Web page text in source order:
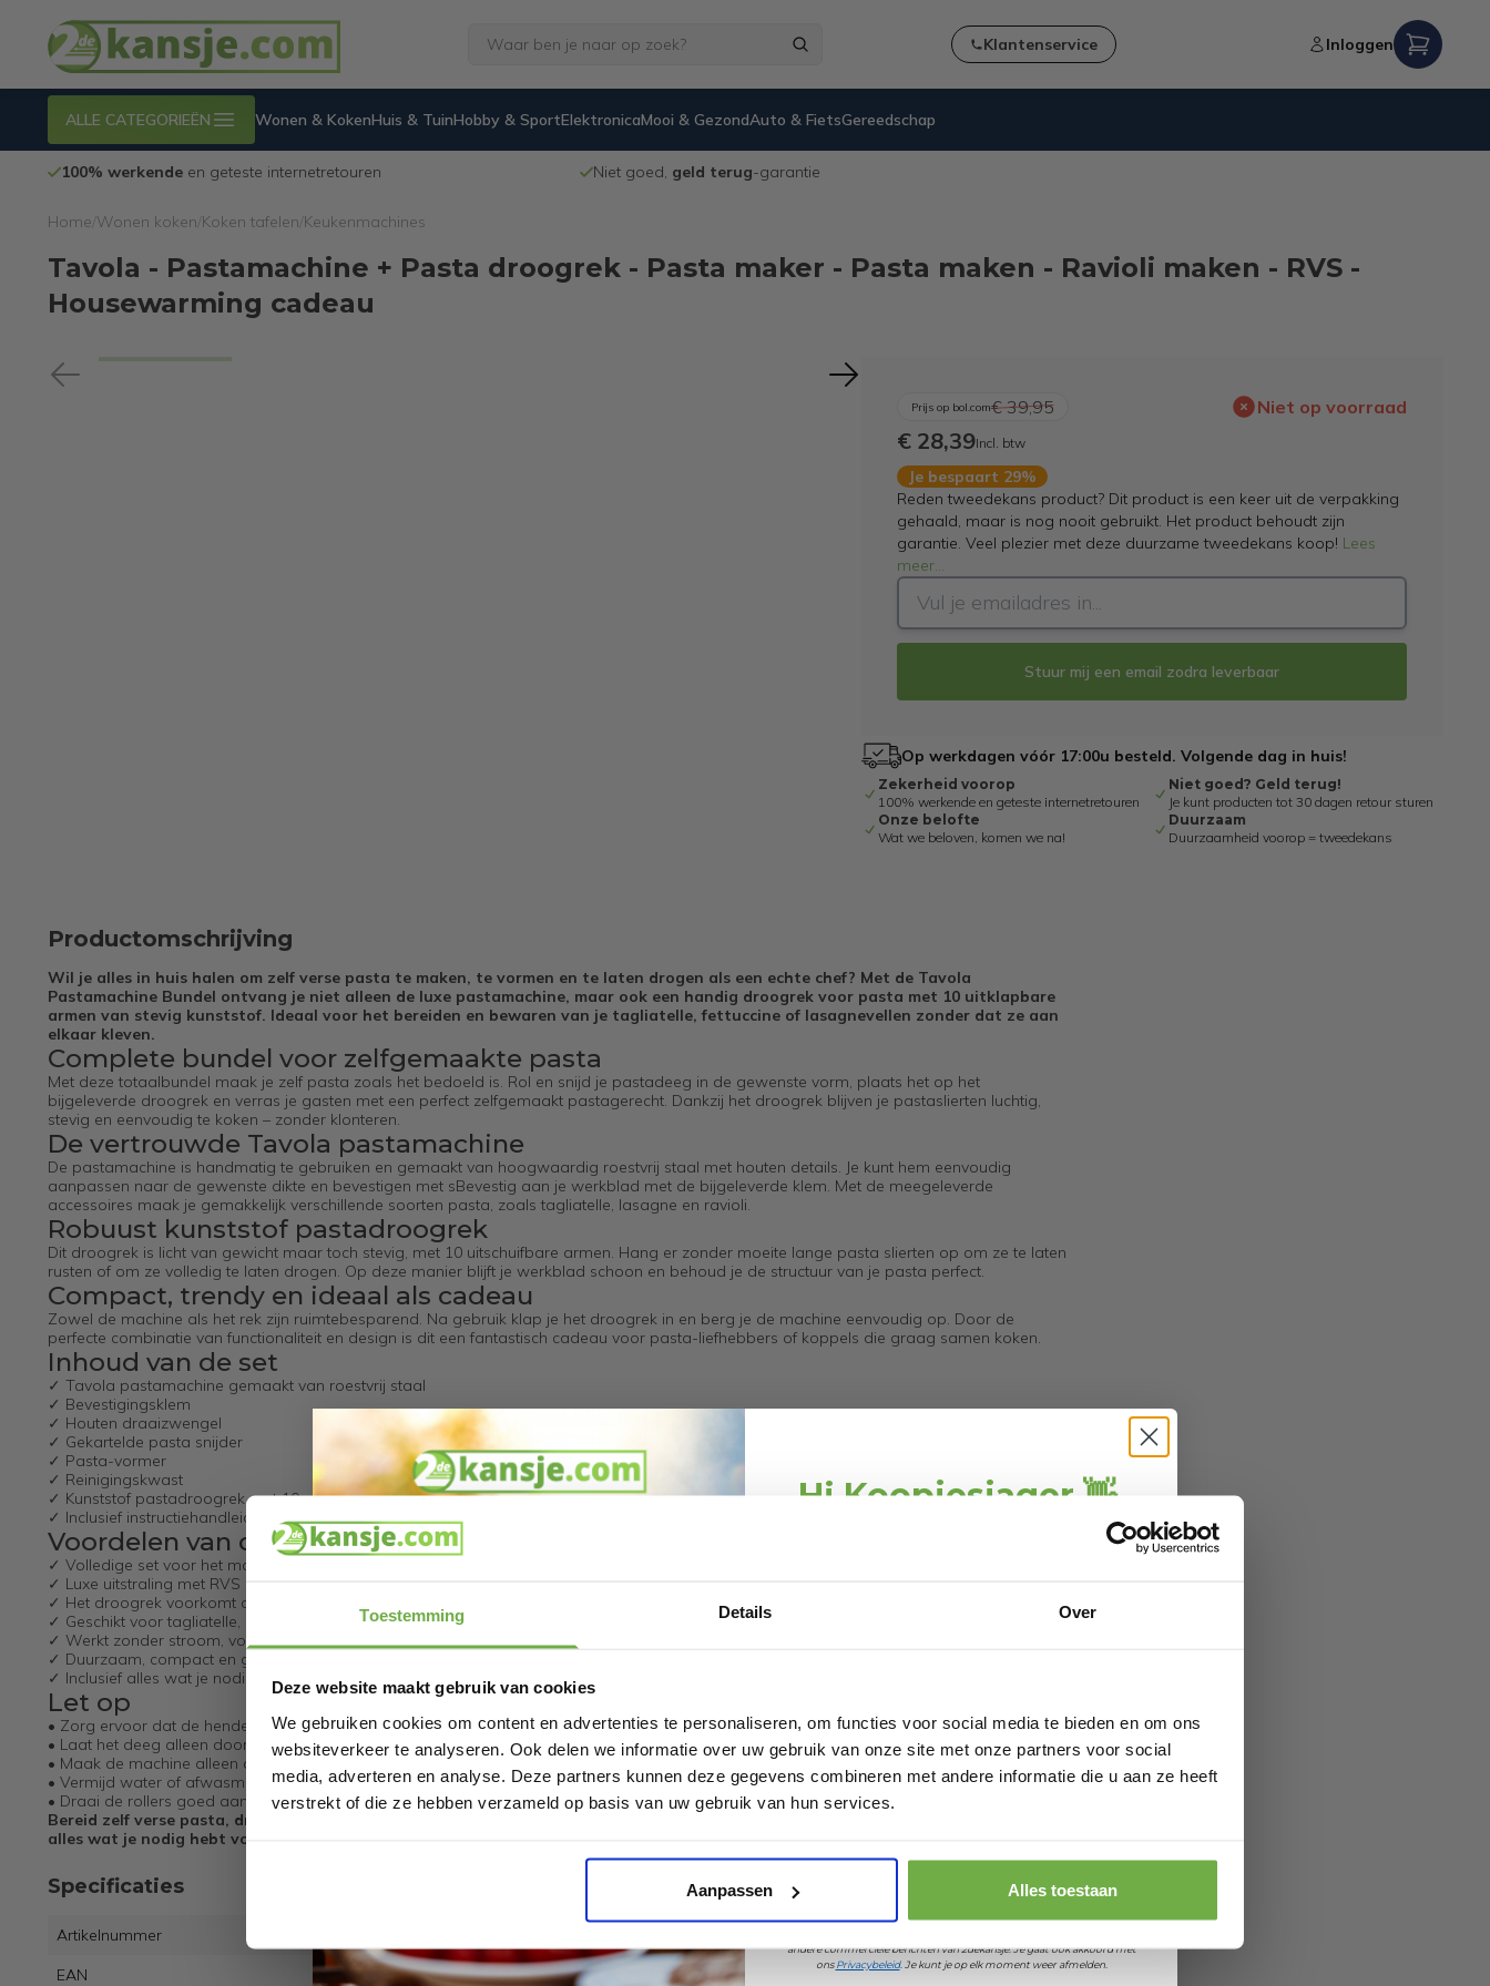
Toestemming Details Over
Deze website maakt gebruik van cookies
We gebruiken cookies om content en advertenties te personaliseren, om functies voor social media te bieden en om ons
websiteverkeer te analyseren. Ook delen we informatie over uw gebruik van onze site met onze partners voor social
media, adverteren en analyse. Deze partners kunnen deze gegevens combineren met andere informatie die u aan ze heeft
verstrekt of die ze hebben verzameld op basis van uw gebruik van hun services.
Aanpassen Alles toestaan
Klantenservice Inloggen
ALLE CATEGORIEËN Wonen & KokenHuis & TuinHobby & SportElektronicaMooi & GezondAuto & FietsGereedschap
100% werkendeen geteste internetretouren Niet goed, geld terug-garantie
Home Wonen koken Koken tafelen Keukenmachines
Tavola - Pastamachine + Pasta droogrek - Pasta maker - Pasta maken - Ravioli maken - RVS -
Housewarming cadeau
Prijs op bol.com€ 39,95 Niet op voorraad
€ 28,39Incl. btw
Je bespaart 29%
Reden tweedekans product? Dit product is een keer uit de verpakking
gehaald, maar is nog nooit gebruikt. Het product behoudt zijn
garantie. Veel plezier met deze duurzame tweedekans koop! Lees
meer...
Stuur mij een email zodra leverbaar
Op werkdagen vóór 17:00u besteld. Volgende dag in huis!
Zekerheid voorop
100% werkende en geteste internetretouren
Niet goed? Geld terug!
Je kunt producten tot 30 dagen retour sturen
Onze belofte
Wat we beloven, komen we na!
Duurzaam
Duurzaamheid voorop = tweedekans
Productomschrijving
Wil je alles in huis halen om zelf verse pasta te maken, te vormen en te laten drogen als een echte chef? Met de Tavola
Pastamachine Bundel ontvang je niet alleen de luxe pastamachine, maar ook een handig droogrek voor pasta met 10 uitklapbare
armen van stevig kunststof. Ideaal voor het bereiden en bewaren van je tagliatelle, fettuccine of lasagnevellen zonder dat ze aan
elkaar kleven.
Complete bundel voor zelfgemaakte pasta
Met deze totaalbundel maak je zelf pasta zoals het bedoeld is. Rol en snijd je pastadeeg in de gewenste vorm, plaats het op het
bijgeleverde droogrek en verras je gasten met een perfect zelfgemaakt pastagerecht. Dankzij het droogrek blijven je pastaslierten luchtig,
stevig en eenvoudig te koken – zonder klonteren.
De vertrouwde Tavola pastamachine
De pastamachine is handmatig te gebruiken en gemaakt van hoogwaardig roestvrij staal met houten details. Je kunt hem eenvoudig
aanpassen naar de gewenste dikte en bevestigen met sBevestig aan je werkblad met de bijgeleverde klem. Met de meegeleverde
accessoires maak je gemakkelijk verschillende soorten pasta, zoals tagliatelle, lasagne en ravioli.
Robuust kunststof pastadroogrek
Dit droogrek is licht van gewicht maar toch stevig, met 10 uitschuifbare armen. Hang er zonder moeite lange pasta slierten op om ze te laten
rusten of om ze volledig te laten drogen. Op deze manier blijft je werkblad schoon en behoud je de structuur van je pasta perfect.
Compact, trendy en ideaal als cadeau
Zowel de machine als het rek zijn ruimtebesparend. Na gebruik klap je het droogrek in en berg je de machine eenvoudig op. Door de
perfecte combinatie van functionaliteit en design is dit een fantastisch cadeau voor pasta-liefhebbers of koppels die graag samen koken.
Inhoud van de set
✓ Tavola pastamachine gemaakt van roestvrij staal
✓ Bevestigingsklem
✓ Houten draaizwengel
✓ Gekartelde pasta snijder
✓ Pasta-vormer
✓ Reinigingskwast
✓ Kunststof pastadroogrek met 10 opklapbare armen
✓ Inclusief instructiehandleiding
Voordelen van de Tavola Pastamachine Bundel
✓ Volledige set voor het maken en drogen van zelfgemaakte pasta
✓ Luxe uitstraling met RVS en houten elementen
✓ Het droogrek voorkomt dat de slierten aan elkaar plakken
✓ Geschikt voor tagliatelle, lasagne, ravioli en meer
✓ Werkt zonder stroom, volledig handmatig
✓ Duurzaam, compact en gebruiksvriendelijk
✓ Inclusief alles wat je nodig hebt om direct aan de slag te gaan
Let op
• Zorg ervoor dat de hendel goed vastzit om losraken tijdens gebruik te voorkomen
• Laat het deeg alleen door het midden van de rollers om vastlopen te vermijden
• Maak de machine alleen droog schoon met de bijgeleverde kwast
• Vermijd water of afwasmiddel, dit kan schade toebrengen aan de binnenkant
• Draai de rollers goed aan vóór gebruik voor een gelijkmatige uitkomst
Bereid zelf verse pasta, droog het als een professional en seGeniet met trots – met de Tavola Pastamachine Bundel beschik je over
alles wat je nodig hebt voor een authentieke Italiaanse avond.
Specificaties
Artikelnummer
EAN
8720929479665
Hi Koopjesjager 👋
direct € 5,-
Bij 2dekansje.com profiteer je van
Laat ons weten wanneer je jarig bent
Pak € 5,- korting
andere commerciële berichten van 2dekansje. Je gaat ook akkoord met
onsPrivacybeleid. Je kunt je op elk moment weer afmelden.